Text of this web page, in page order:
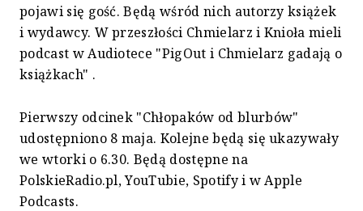
pojawi się gość. Będą wśród nich autorzy książek
i wydawcy. W przeszłości Chmielarz i Knioła mieli
podcast w Audiotece "PigOut i Chmielarz gadają o
książkach" .
Pierwszy odcinek "Chłopaków od blurbów"
udostępniono 8 maja. Kolejne będą się ukazywały
we wtorki o 6.30. Będą dostępne na
PolskieRadio.pl, YouTubie, Spotify i w Apple
Podcasts.